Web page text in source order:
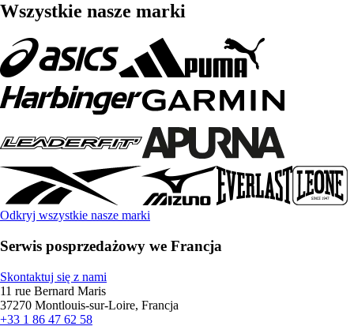
Wszystkie nasze marki
Odkryj wszystkie nasze marki
Serwis posprzedażowy we Francja
Skontaktuj się z nami
11 rue Bernard Maris
37270 Montlouis-sur-Loire, Francja
+33 1 86 47 62 58